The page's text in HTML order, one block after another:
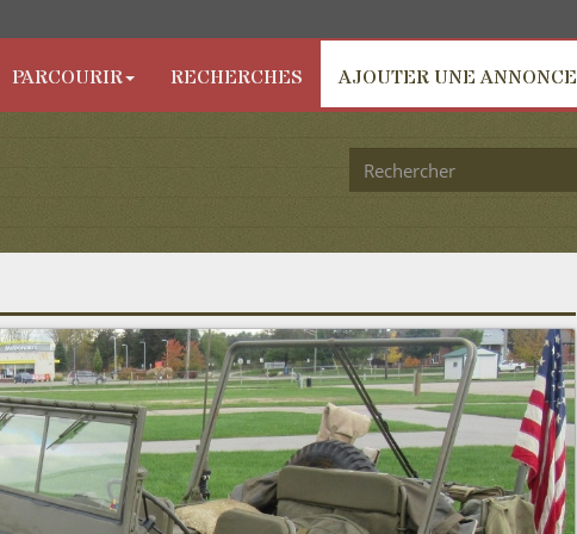
PARCOURIR RECHERCHES AJOUTER UNE ANNONCE